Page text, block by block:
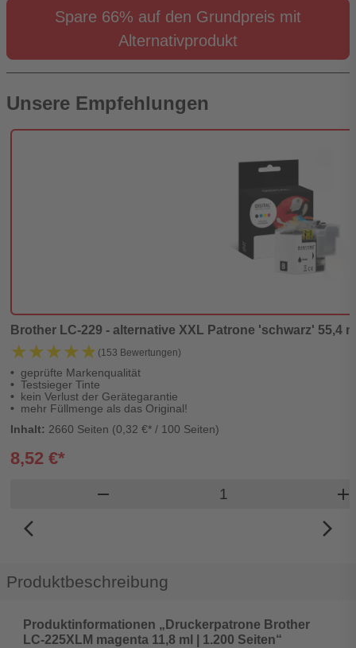
Spare 66% auf den Grundpreis mit
Alternativprodukt
Unsere Empfehlungen
Brother LC-229 - alternative XXL Patrone 'schwarz' 55,4
★★★★★
★★★★★ (153 Bewertungen)
geprüfte Markenqualität
Testsieger Tinte
kein Verlust der Gerätegarantie
mehr Füllmenge als das Original!
Inhalt: 2660 Seiten (0,32 €* / 100 Seiten)
8,52 €*
remove Produkt Warenkorbadd
arrow_back_ios_new
arrow_forward_ios
Produktbeschreibung
Produktinformationen „Druckerpatrone Brother
LC-225XLM magenta 11,8 ml | 1.200 Seiten“